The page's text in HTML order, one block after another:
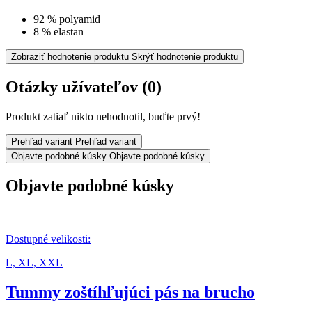
92 % polyamid
8 % elastan
Zobraziť hodnotenie produktu Skrýť hodnotenie produktu
Otázky užívateľov (0)
Produkt zatiaľ nikto nehodnotil, buďte prvý!
Prehľad variant Prehľad variant
Objavte podobné kúsky Objavte podobné kúsky
Objavte podobné kúsky
Dostupné velikosti:
L, XL, XXL
Tummy zoštíhľujúci pás na brucho